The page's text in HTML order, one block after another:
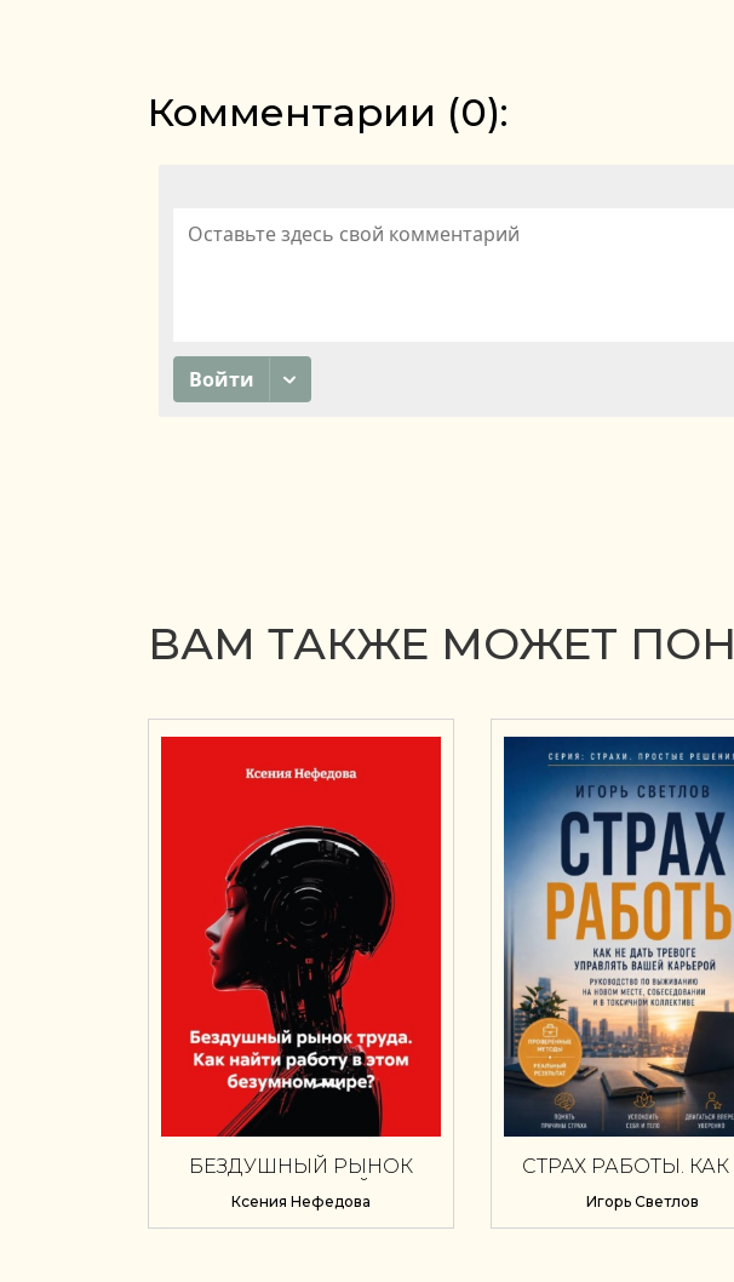
Комментарии (0):
ВАМ ТАКЖЕ МОЖЕТ
БЕЗДУШНЫЙ РЫНОК
РАБОТУ В ЭТОМ
БЕЗУМНОМ МИРЕ?
Ксения Нефедова
СТРАХ РАБОТЫ. КАК
УПРАВЛЯТЬ
КАРЬЕРОЙ.
Игорь Светлов